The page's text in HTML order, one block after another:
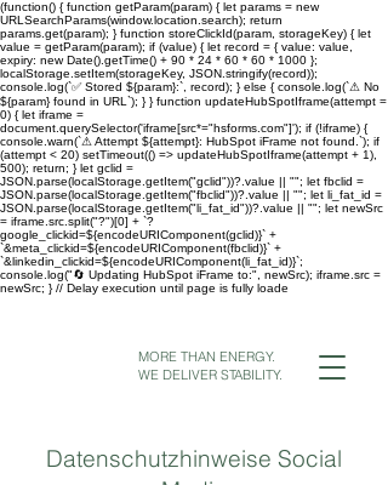
(function() { function getParam(param) { let params = new
URLSearchParams(window.location.search); return
params.get(param); } function storeClickId(param, storageKey) { let
value = getParam(param); if (value) { let record = { value: value,
expiry: new Date().getTime() + 90 * 24 * 60 * 60 * 1000 };
localStorage.setItem(storageKey, JSON.stringify(record));
console.log(`✅ Stored ${param}:`, record); } else { console.log(`⚠ No
${param} found in URL`); } } function updateHubSpotIframe(attempt =
0) { let iframe =
document.querySelector('iframe[src*="hsforms.com"]'); if (!iframe) {
console.warn(`⚠ Attempt ${attempt}: HubSpot iFrame not found.`); if
(attempt < 20) setTimeout(() => updateHubSpotIframe(attempt + 1),
500); return; } let gclid =
JSON.parse(localStorage.getItem("gclid"))?.value || ""; let fbclid =
JSON.parse(localStorage.getItem("fbclid"))?.value || ""; let li_fat_id =
JSON.parse(localStorage.getItem("li_fat_id"))?.value || ""; let newSrc
= iframe.src.split("?")[0] + `?
google_clickid=${encodeURIComponent(gclid)}` +
`&meta_clickid=${encodeURIComponent(fbclid)}` +
`&linkedin_clickid=${encodeURIComponent(li_fat_id)}`;
console.log("🔄 Updating HubSpot iFrame to:", newSrc); iframe.src =
newSrc; } // Delay execution until page is fully loade
MORE THAN ENERGY.
WE DELIVER STABILITY.
Datenschutzhinweise Social